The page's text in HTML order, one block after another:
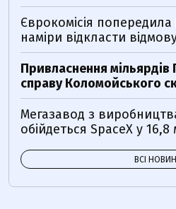
Єврокомісія
наміри відкласти
Привласнення
справу Коломойського
Мегазавод з
обійдеться SpaceX у 16,8
ВСІ